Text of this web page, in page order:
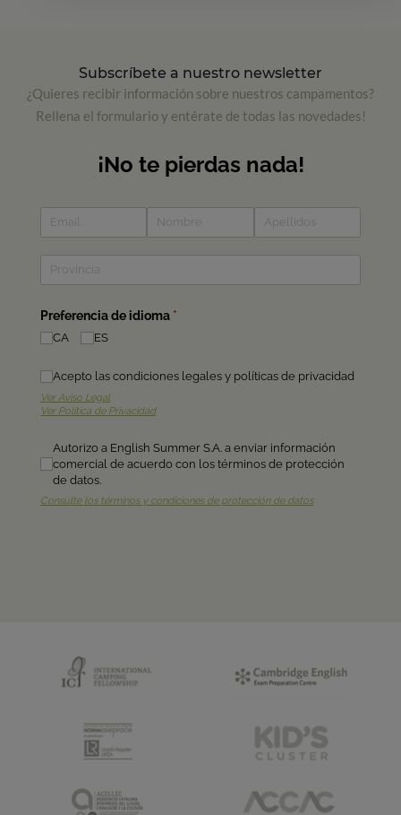
Subscríbete a nuestro newsletter
¿Quieres recibir información sobre nuestros campamentos?
Rellena el formulario y entérate de todas las novedades!